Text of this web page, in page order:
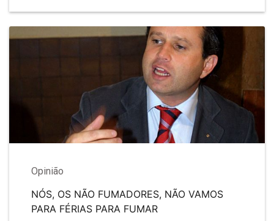
Opinião
NÓS, OS NÃO FUMADORES, NÃO VAMOS
PARA FÉRIAS PARA FUMAR